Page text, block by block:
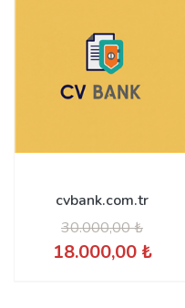
cvbank.com.tr
30.000,00 ₺
18.000,00 ₺